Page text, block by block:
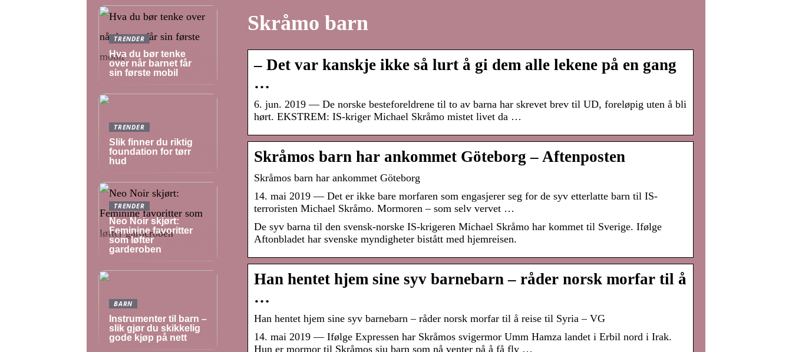
Skråmo barn
– Det var kanskje ikke så lurt å gi dem alle lekene på en gang
…
6. jun. 2019 — De norske besteforeldrene til to av barna har skrevet brev til UD, foreløpig uten å bli
hørt. EKSTREM: IS-kriger Michael Skråmo mistet livet da …
Skråmos barn har ankommet Göteborg – Aftenposten
Skråmos barn har ankommet Göteborg
14. mai 2019 — Det er ikke bare morfaren som engasjerer seg for de syv etterlatte barn til IS-
terroristen Michael Skråmo. Mormoren – som selv vervet …
De syv barna til den svensk-norske IS-krigeren Michael Skråmo har kommet til Sverige. Ifølge
Aftonbladet har svenske myndigheter bistått med hjemreisen.
Han hentet hjem sine syv barnebarn – råder norsk morfar til å
…
Han hentet hjem sine syv barnebarn – råder norsk morfar til å reise til Syria – VG
14. mai 2019 — Ifølge Expressen har Skråmos svigermor Umm Hamza landet i Erbil nord i Irak.
Hun er mormor til Skråmos sju barn som nå venter på å få fly …
TRENDER
Hva du bør tenke
over når barnet får
sin første mobil
TRENDER
Slik finner du riktig
foundation for tørr
hud
TRENDER
Neo Noir skjørt:
Feminine favoritter
som løfter
garderoben
BARN
Instrumenter til barn –
slik gjør du skikkelig
gode kjøp på nett